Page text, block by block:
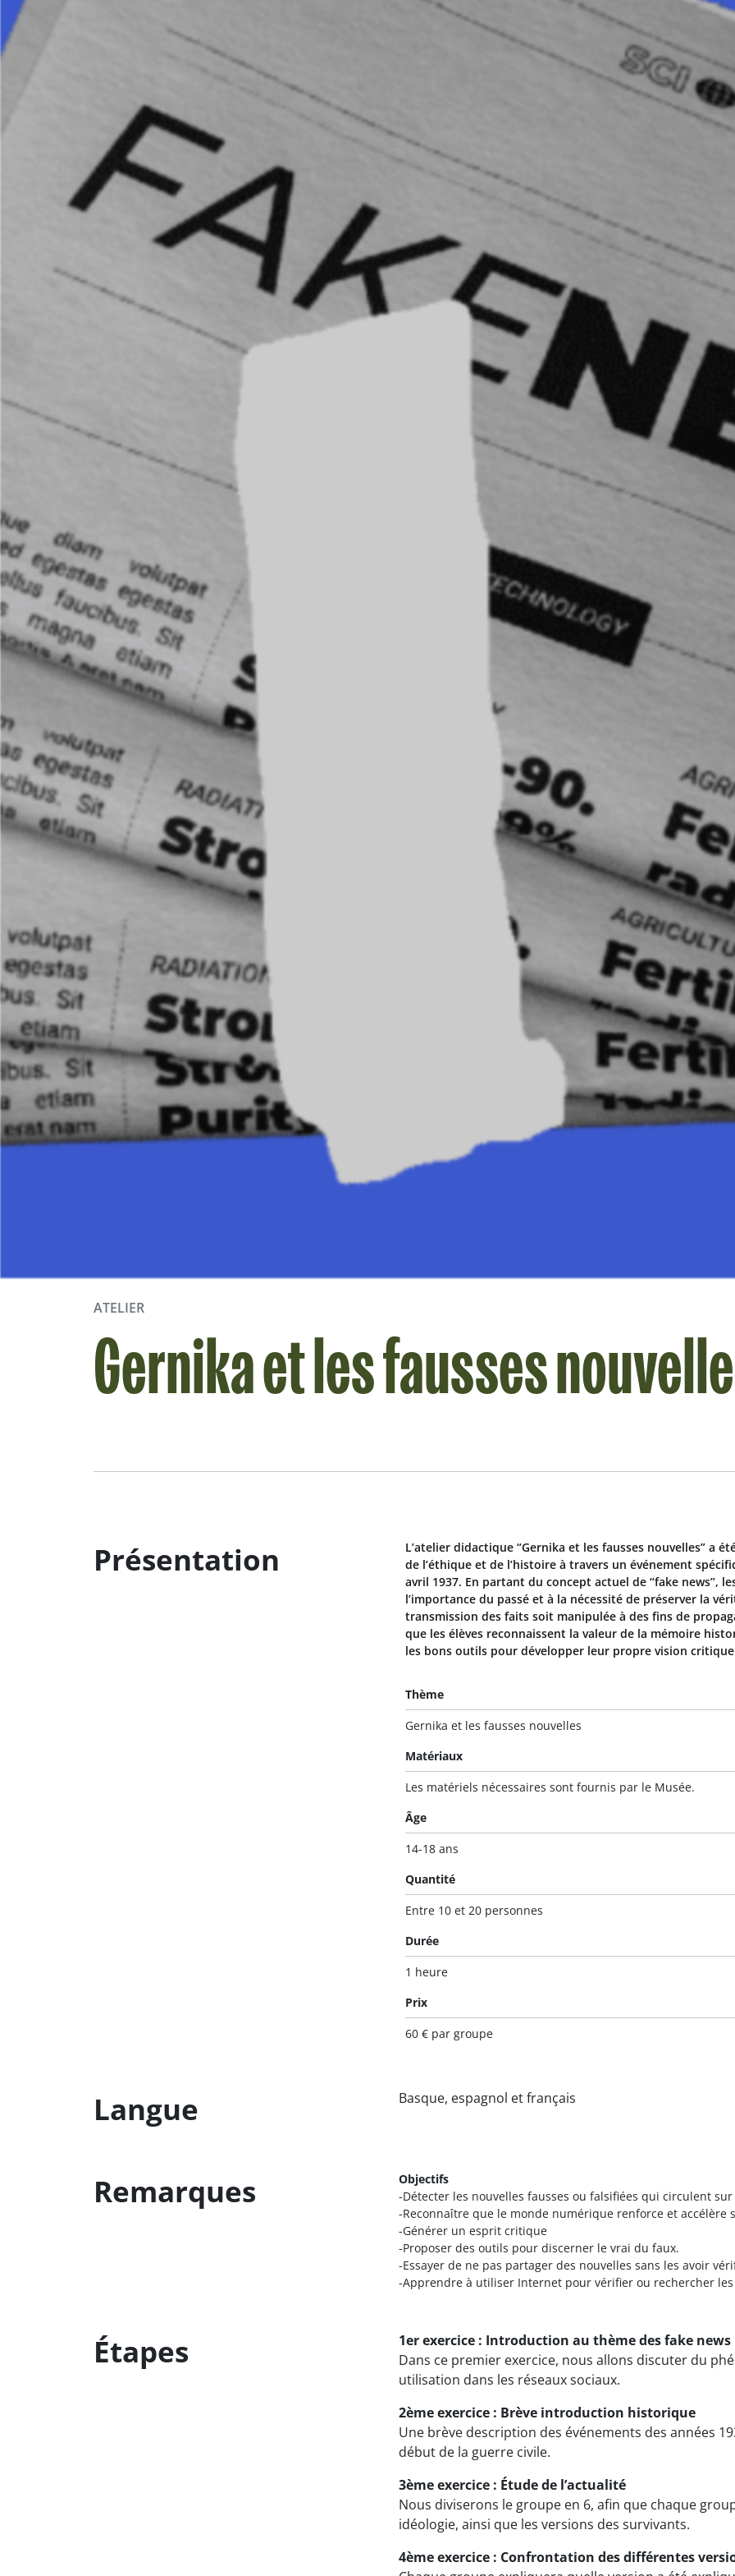
ATELIER
Gernika et les fausses
Présentation
L’atelier didactique “Gernika et les fausses nouvelles” a
de l’éthique et de l’histoire à travers un événement
avril 1937. En partant du concept actuel de “fake news”,
l’importance du passé et à la nécessité de préserver la
transmission des faits soit manipulée à des fins de
que les élèves reconnaissent la valeur de la mémoire
les bons outils pour développer leur propre vision
Thème
Gernika et les fausses nouvelles
Matériaux
Les matériels nécessaires sont fournis par le Musée.
Âge
14-18 ans
Quantité
Entre 10 et 20 personnes
Durée
1 heure
Prix
60 € par groupe
Langue Basque, espagnol et français
Remarques
Objectifs
-Détecter les nouvelles fausses ou falsifiées qui circulent
-Reconnaître que le monde numérique renforce et accélère
-Générer un esprit critique
-Proposer des outils pour discerner le vrai du faux.
-Essayer de ne pas partager des nouvelles sans les avoir
-Apprendre à utiliser Internet pour vérifier ou rechercher
Étapes
1er exercice : Introduction au thème des fake news
Dans ce premier exercice, nous allons discuter du
utilisation dans les réseaux sociaux.
2ème exercice : Brève introduction historique
Une brève description des événements des années
début de la guerre civile.
3ème exercice : Étude de l’actualité
Nous diviserons le groupe en 6, afin que chaque
idéologie, ainsi que les versions des survivants.
4ème exercice : Confrontation des différentes